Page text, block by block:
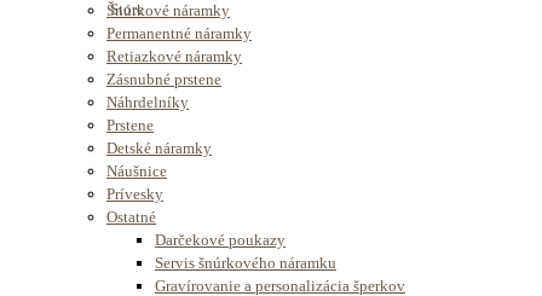
Šnúrkové náramky
Permanentné náramky
Retiazkové náramky
Zásnubné prstene
Náhrdelníky
Prstene
Detské náramky
Náušnice
Prívesky
Ostatné
Darčekové poukazy
Servis šnúrkového náramku
Gravírovanie a personalizácia šperkov